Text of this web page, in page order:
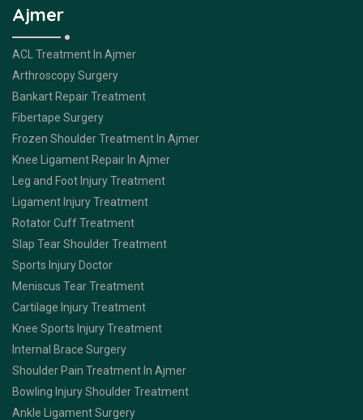
Ajmer
ACL Treatment In Ajmer
Arthroscopy Surgery
Bankart Repair Treatment
Fibertape Surgery
Frozen Shoulder Treatment In Ajmer
Knee Ligament Repair In Ajmer
Leg and Foot Injury Treatment
Ligament Injury Treatment
Rotator Cuff Treatment
Slap Tear Shoulder Treatment
Sports Injury Doctor
Meniscus Tear Treatment
Cartilage Injury Treatment
Knee Sports Injury Treatment
Internal Brace Surgery
Shoulder Pain Treatment In Ajmer
Bowling Injury Shoulder Treatment
Ankle Ligament Surgery